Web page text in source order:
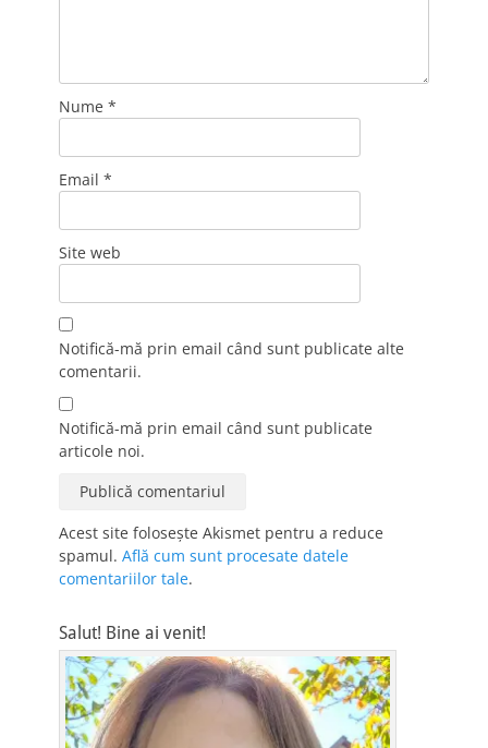
Nume *
Email *
Site web
Notifică-mă prin email când sunt publicate alte
comentarii.
Notifică-mă prin email când sunt publicate
articole noi.
Acest site folosește Akismet pentru a reduce
spamul. Află cum sunt procesate datele
comentariilor tale.
Salut! Bine ai venit!